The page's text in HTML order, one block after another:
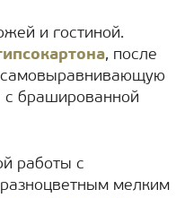
и гостиной.
, после
самовыравнивающую
с брашированной
работы с
мелким